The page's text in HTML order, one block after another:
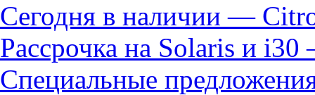
Сегодня в наличии —
Рассрочка на Solaris и
Специальные